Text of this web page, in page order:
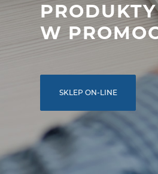
W
SKLEP ON-LINE